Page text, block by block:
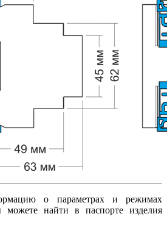
о параметрах и режимах
можете найти в паспорте изделия